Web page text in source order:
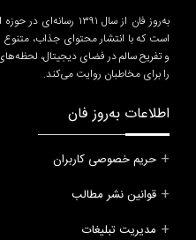
به‌روز فان از سال ۱۳۹۱
است که با انتشار محتوای جذاب،
و تفریح سالم در فضای دیجیتال،
را برای مخاطبان روایت می‌کند.
اطلاعات به‌روز فان
حریم خصوصی کاربران
قوانین نشر مطالب
مدیریت تبلیغات